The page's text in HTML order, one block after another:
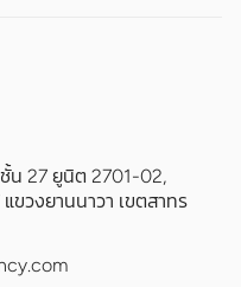
ชั้น 27 ยูนิต 2701-02,
ขวงยานนาวา เขตสาทร